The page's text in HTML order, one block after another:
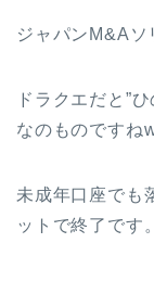
ジャパンM&Aソ
ドラクエだと”
なのものですね
未成年口座でも
ットで終了です。